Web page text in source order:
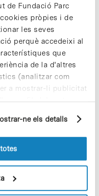
de Fundació Parc
pròpies i de
les seves
perquè accedeixi al
que
de la d'altres
(analitzar com
a mostrar-li publicitat
perfil elaborat a
més informació sobre
de cookiesdel
ne els detalls
o a
de l’Obra
entitats com el
la Fundació
Tecnologia i